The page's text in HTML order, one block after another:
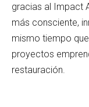
gracias al Impact
más consciente,
mismo tiempo
proyectos
restauración.